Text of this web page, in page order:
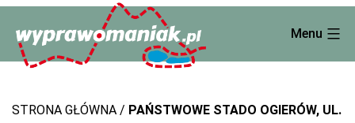
content
Menu
STRONA GŁÓWNA
PAŃSTWOWE STADO OGIERÓW, UL.